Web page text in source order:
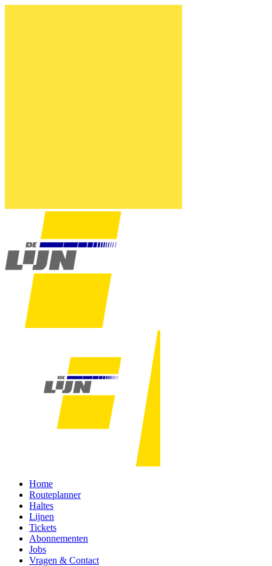
Home
Routeplanner
Haltes
Lijnen
Tickets
Abonnementen
Jobs
Vragen & Contact